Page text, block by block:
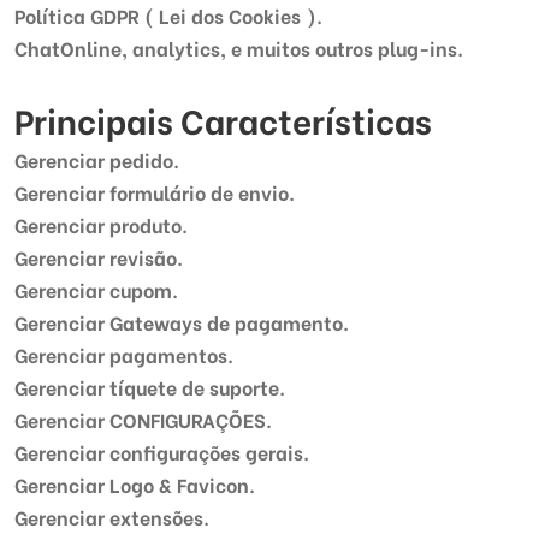
Política GDPR ( Lei dos Cookies ).
ChatOnline, analytics, e muitos outros plug-ins.
Principais Características
Gerenciar pedido.
Gerenciar formulário de envio.
Gerenciar produto.
Gerenciar revisão.
Gerenciar cupom.
Gerenciar Gateways de pagamento.
Gerenciar pagamentos.
Gerenciar tíquete de suporte.
Gerenciar CONFIGURAÇÕES.
Gerenciar configurações gerais.
Gerenciar Logo & Favicon.
Gerenciar extensões.